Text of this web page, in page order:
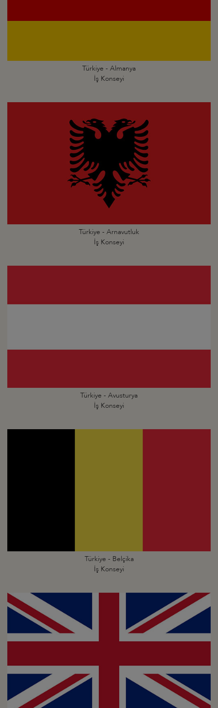
Türkiye - Almanya
İş Konseyi
Türkiye - Arnavutluk
İş Konseyi
Türkiye - Avusturya
İş Konseyi
Türkiye - Belçika
İş Konseyi